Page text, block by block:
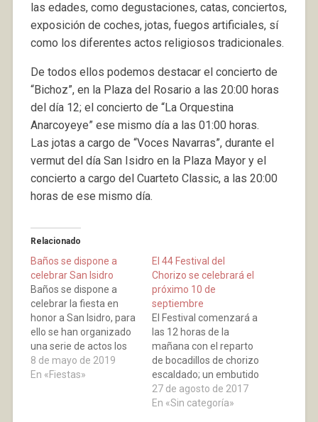
las edades, como degustaciones, catas, conciertos,
exposición de coches, jotas, fuegos artificiales, sí
como los diferentes actos religiosos tradicionales.
De todos ellos podemos destacar el concierto de
“Bichoz”, en la Plaza del Rosario a las 20:00 horas
del día 12; el concierto de “La Orquestina
Anarcoyeye” ese mismo día a las 01:00 horas.
Las jotas a cargo de “Voces Navarras”, durante el
vermut del día San Isidro en la Plaza Mayor y el
concierto a cargo del Cuarteto Classic, a las 20:00
horas de ese mismo día.
Relacionado
Baños se dispone a
celebrar San Isidro
Baños se dispone a
celebrar la fiesta en
honor a San Isidro, para
ello se han organizado
una serie de actos los
días 15 y 18 de mayo
que detallamos a
8 de mayo de 2019
En «Fiestas»
El 44 Festival del
Chorizo se celebrará el
próximo 10 de
septiembre
El Festival comenzará a
las 12 horas de la
mañana con el reparto
de bocadillos de chorizo
escaldado; un embutido
preparado de forma
especial por las
27 de agosto de 2017
En «Sin categoría»